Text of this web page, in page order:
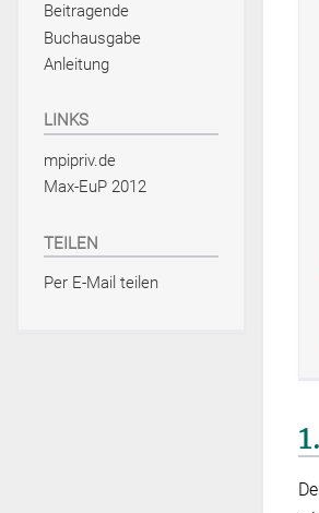
Beitragende
Buchausgabe
Anleitung
LINKS
mpipriv.de
Max-EuP 2012
TEILEN
Per E-Mail teilen